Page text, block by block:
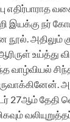
இயக்கு நர்
அதிலும்
உய்த்து
வாழ்வியல்
தேதி